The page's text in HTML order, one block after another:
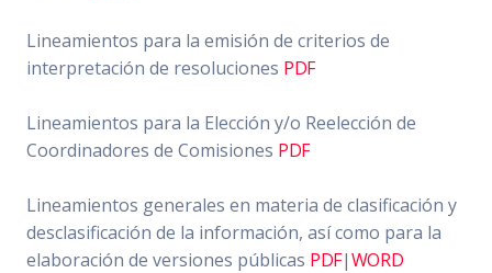
Lineamientos para la emisión de criterios de
interpretación de resoluciones PDF
Lineamientos para la Elección y/o Reelección de
Coordinadores de Comisiones PDF
Lineamientos generales en materia de clasificación y
desclasificación de la información, así como para la
elaboración de versiones públicas PDF|WORD